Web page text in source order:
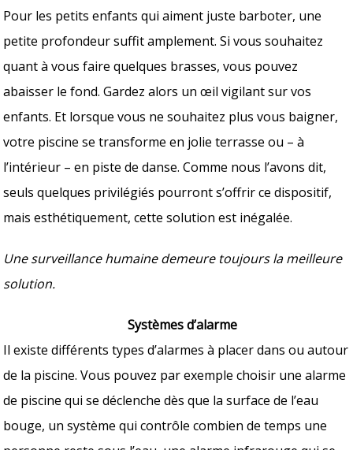
Pour les petits enfants qui aiment juste barboter, une
petite profondeur suffit amplement. Si vous souhaitez
quant à vous faire quelques brasses, vous pouvez
abaisser le fond. Gardez alors un œil vigilant sur vos
enfants. Et lorsque vous ne souhaitez plus vous baigner,
votre piscine se transforme en jolie terrasse ou – à
l’intérieur – en piste de danse. Comme nous l’avons dit,
seuls quelques privilégiés pourront s’offrir ce dispositif,
mais esthétiquement, cette solution est inégalée.
Une surveillance humaine demeure toujours la meilleure
solution.
Systèmes d’alarme
Il existe différents types d’alarmes à placer dans ou autour
de la piscine. Vous pouvez par exemple choisir une alarme
de piscine qui se déclenche dès que la surface de l’eau
bouge, un système qui contrôle combien de temps une